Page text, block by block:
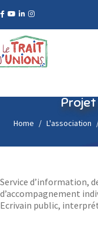
Home L'association
Service d’information,
d’accompagnement
Ecrivain public,